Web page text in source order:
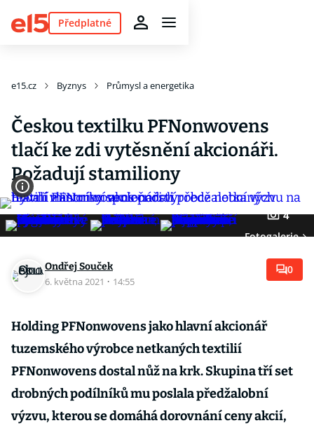
Předplatné
e15.cz Byznys Průmysl a energetika
Českou textilku PFNonwovens
tlačí ke zdi vytěsnění akcionáři.
Požadují stamiliony
4
Fotogalerie
Ondřej Souček
6. května 2021 · 14:55
0
Holding PFNonwovens jako hlavní akcionář
tuzemského výrobce netkaných textilií
PFNonwovens dostal nůž na krk. Skupina tří set
drobných podílníků mu poslala předžalobní
výzvu, kterou se domáhá dorovnání ceny akcií,